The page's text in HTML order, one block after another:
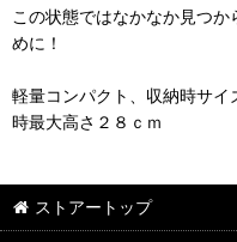
この状態ではなかなか見つ
めに！
軽量コンパクト、収納時サ
時最大高さ２８ｃｍ
ストアートップ